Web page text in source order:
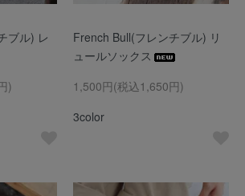
ブル) レ
)
French Bull(フレンチブル) リ
ュールソックス
1,500円(税込1,650円)
3color